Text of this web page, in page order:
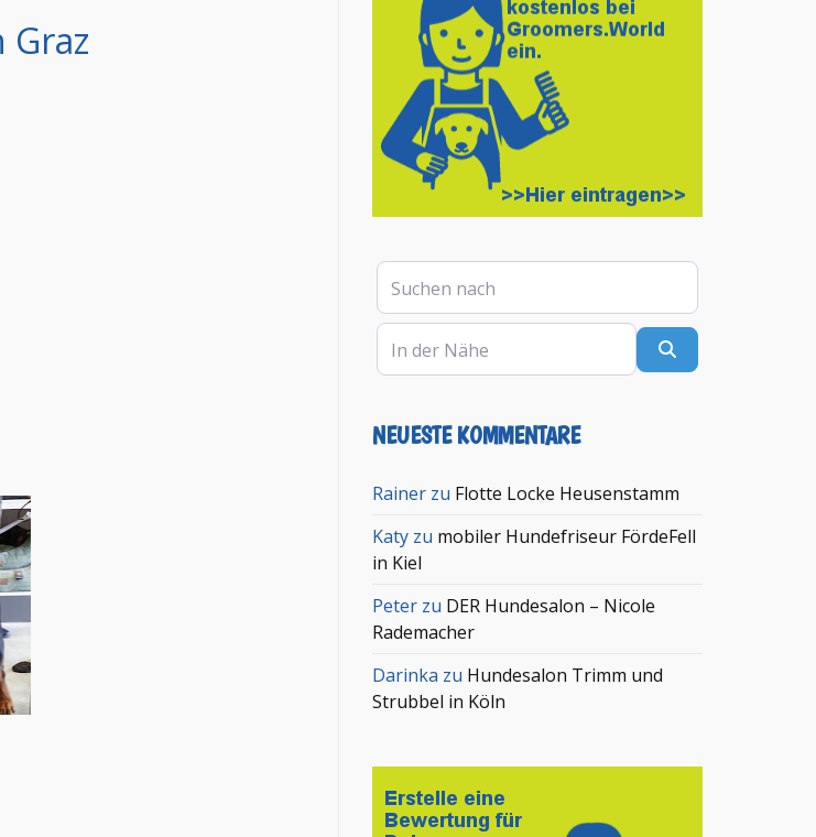
Suchen nach
In der Nähe
NEUESTE KOMMENTARE
Rainer zu Flotte Locke Heusenstamm
Katy zu mobiler Hundefriseur FördeFell
in Kiel
Peter zu DER Hundesalon – Nicole
Rademacher
Darinka zu Hundesalon Trimm und
Strubbel in Köln